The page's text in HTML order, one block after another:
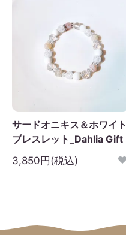
サードオニキス＆ホワイト
ブレスレット_Dahlia Gift
3,850円(税込)